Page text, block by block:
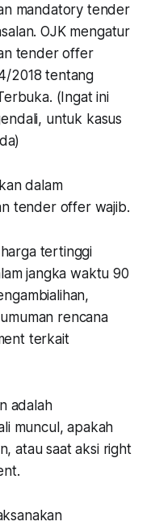
mandatory tender
OJK mengatur
tender offer
2018 tentang
(Ingat ini
untuk kasus
dalam
tender offer wajib.
tertinggi
jangka waktu 90
rencana
terkait
adalah
muncul, apakah
atau saat aksi right